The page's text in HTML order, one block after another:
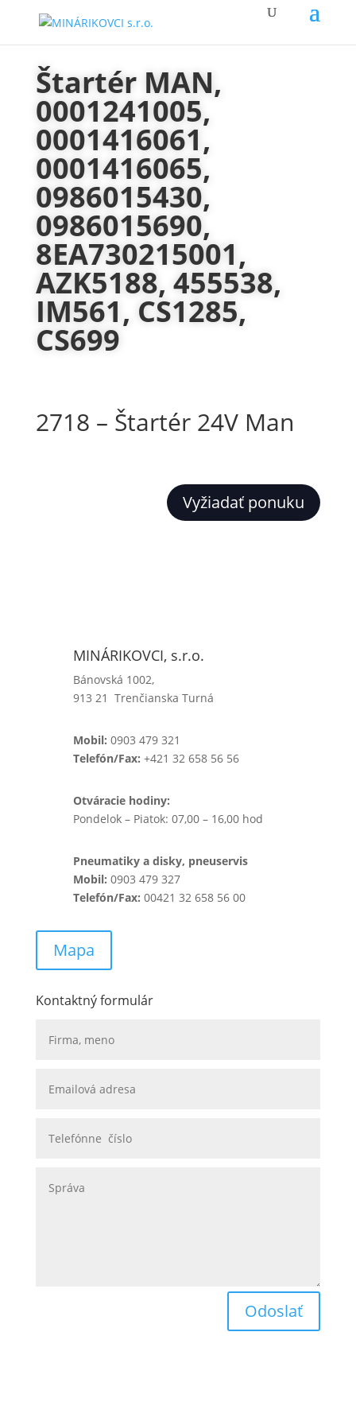
Štartér MAN,
0001241005,
0001416061,
0001416065,
0986015430,
0986015690,
8EA730215001,
AZK5188, 455538,
IM561, CS1285,
CS699
2718 – Štartér 24V Man
Vyžiadať ponuku
MINÁRIKOVCI, s.r.o.
Bánovská 1002,
913 21 Trenčianska Turná
Mobil: 0903 479 321
Telefón/Fax: +421 32 658 56 56
Otváracie hodiny:
Pondelok – Piatok: 07,00 – 16,00 hod
Pneumatiky a disky, pneuservis
Mobil: 0903 479 327
Telefón/Fax: 00421 32 658 56 00
Mapa
Kontaktný formulár
Odoslať